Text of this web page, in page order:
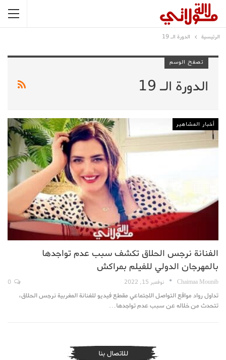
الرئيسية الدورة الـ 19
تصفح الوسم
الدورة الـ 19
أخبار المشاهير
الفنانة نرجس الحلاق تكشف سبب عدم تواجدها
بالمهرجان الدولي للفيلم بمراكش
Chaimaa Mounib نوفمبر 15, 2022
تداول رواد مواقع التواصل الاجتماعي مقطع فيديو للفنانة المغربية نرجس الحلاق،
تتحدث من خلاله عن سبب عدم تواجدها…
للاتصال بنا